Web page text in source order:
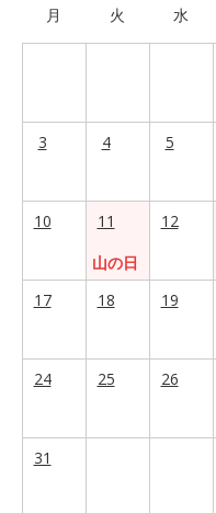
月 火 水
3 4 5
10
11
山の日
12
17
18 19
24 25 26
31